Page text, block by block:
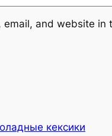
email, and website
кексики